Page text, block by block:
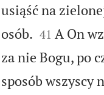
usiąść na
osób.
41 A On
za nie Bogu, po
sposób wszyscy